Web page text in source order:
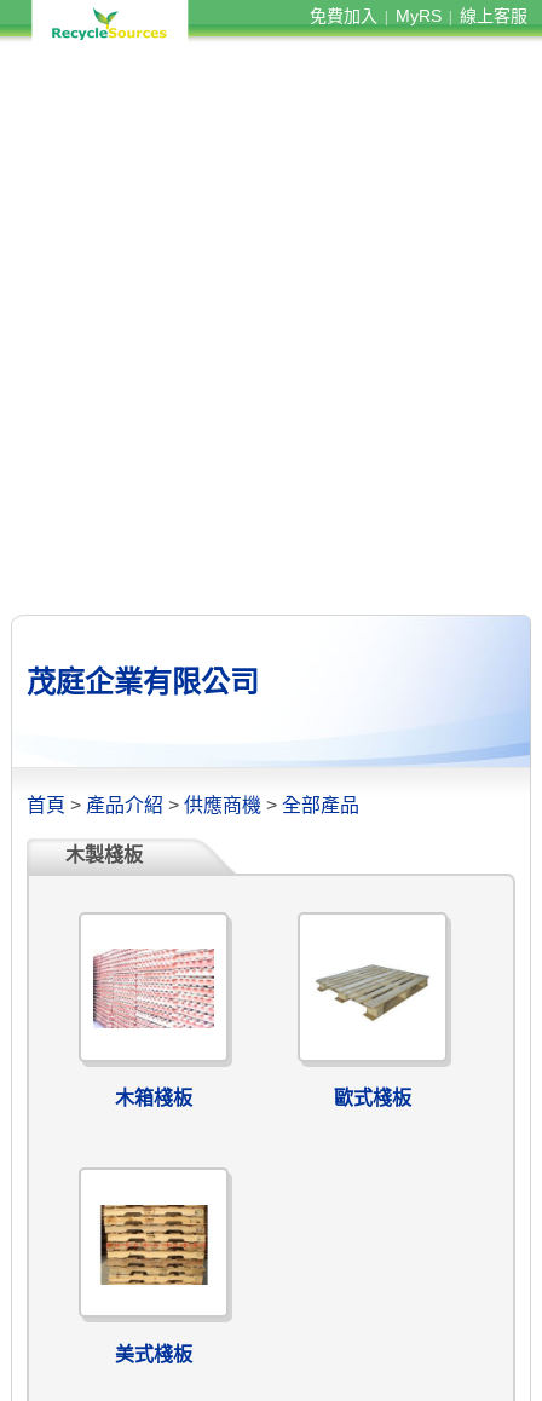
免費加入 MyRS 線上客服
茂庭企業有限公司
首頁 > 產品介紹 > 供應商機 > 全部產品
木製棧板
木箱棧板 歐式棧板
美式棧板